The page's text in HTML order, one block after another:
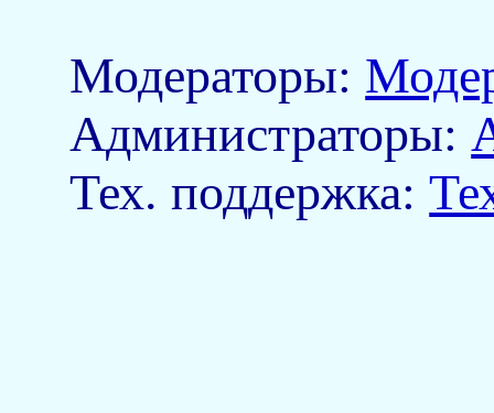
Модераторы:
Aдминистраторы:
Тех. поддержка: